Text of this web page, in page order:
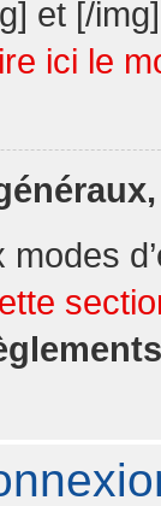
et [/
ici le
modes